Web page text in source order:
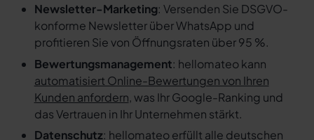
Newsletter-Marketing: Versenden Sie DSGVO-
konforme Newsletter über WhatsApp und
profitieren Sie von Öffnungsraten über 95 %.
Bewertungsmanagement: hellomateo kann
automatisiert Online-Bewertungen von Ihren
Kunden anfordern, was Ihr Google-Ranking und
das Vertrauen in Ihr Unternehmen stärkt.
Datenschutz: hellomateo erfüllt alle deutschen